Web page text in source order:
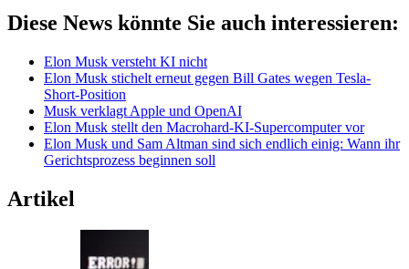
Diese News könnte Sie auch interessieren:
Elon Musk versteht KI nicht
Elon Musk stichelt erneut gegen Bill Gates wegen Tesla-
Short-Position
Musk verklagt Apple und OpenAI
Elon Musk stellt den Macrohard-KI-Supercomputer vor
Elon Musk und Sam Altman sind sich endlich einig: Wann ihr
Gerichtsprozess beginnen soll
Artikel